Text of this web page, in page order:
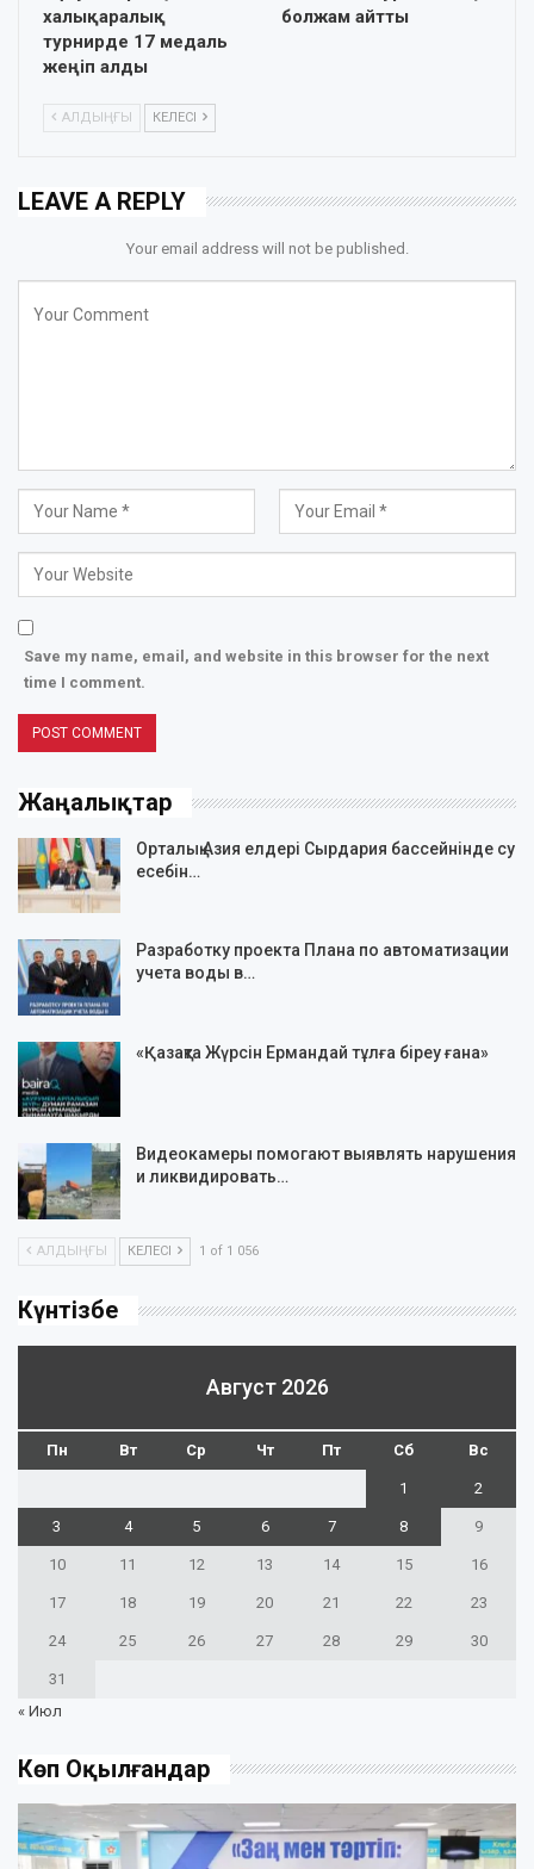
халықаралық
турнирде 17 медаль
жеңіп алды
болжам айтты
АЛДЫҢҒЫ КЕЛЕСІ
LEAVE A REPLY
Your email address will not be published.
Save my name, email, and website in this browser for the next
time I comment.
Жаңалықтар
Орталық Азия елдері Сырдария бассейнінде су
есебін…
Разработку проекта Плана по автоматизации
учета воды в…
«Қазақта Жүрсін Ермандай тұлға біреу ғана»
Видеокамеры помогают выявлять нарушения
и ликвидировать…
АЛДЫҢҒЫ КЕЛЕСІ 1 of 1 056
Күнтізбе
Август 2026
Пн Вт Ср Чт Пт Сб Вс
1 2
3 4 5 6 7 8 9
10 11 12 13 14 15 16
17 18 19 20 21 22 23
24 25 26 27 28 29 30
31
« Июл
Көп Оқылғандар